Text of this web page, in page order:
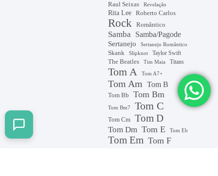
Raul Seixas Revelação
Rita Lee Roberto Carlos
Rock Romântico
Samba
Samba/Pagode
Sertanejo
Sertanejo Romântico
Skank Slipknot Taylor Swift
The Beatles Tim Maia Titans
Tom A Tom A7+
Tom Am Tom B
Tom Bb Tom Bm
Tom Bm7 Tom C
Tom Cm Tom D
Tom Dm Tom E Tom Eb
Tom Em Tom F